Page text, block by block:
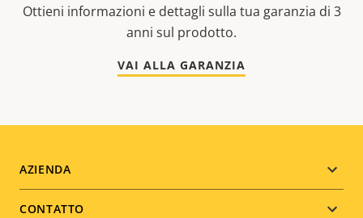
Ottieni informazioni e dettagli sulla tua garanzia di 3
anni sul prodotto.
VAI ALLA GARANZIA
Footer
menu
AZIENDA
CONTATTO